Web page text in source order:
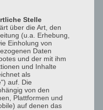
Stelle
über die Art, den
(u.a. Erhebung,
Einholung von
Daten
und der mit ihm
und Inhalte
als
auf. Die
von den
Plattformen und
auf denen das